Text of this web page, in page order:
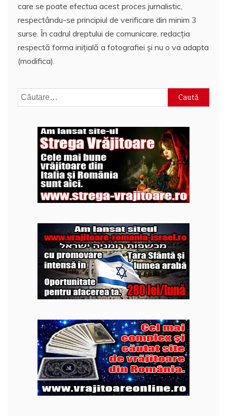
care se poate efectua acest proces jurnalistic,
respectându-se principiul de verificare din minim 3
surse. În cadrul dreptului de comunicare, redacția
respectă forma inițială a fotografiei și nu o va adapta
(modifica).
Caută
după: